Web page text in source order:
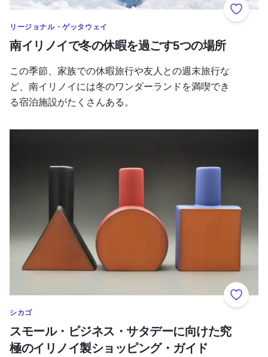
お気に
リージョナル・ゲッタウェイ
南イリノイで冬の休暇を過ごす5つの場所
この季節、家族での休暇旅行や友人との週末旅行な
ど、南イリノイには冬のワンダーランドを満喫でき
る宿泊施設がたくさんある。
お気に
シカゴ
スモール・ビジネス・サタデーに向けた究
極のイリノイ製ショッピング・ガイド